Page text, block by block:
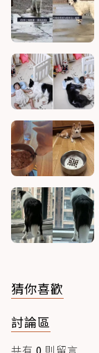
猜你喜歡
討論區
共有 0 則留言